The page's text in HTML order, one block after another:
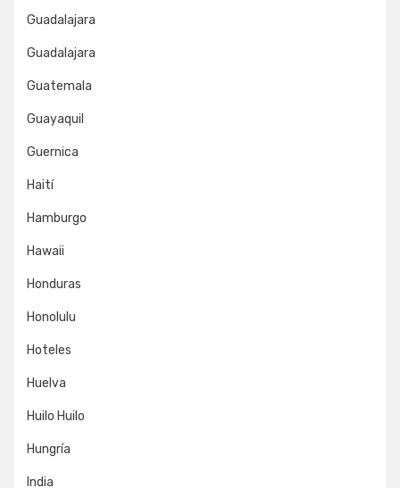
Guadalajara
Guadalajara
Guatemala
Guayaquil
Guernica
Haití
Hamburgo
Hawaii
Honduras
Honolulu
Hoteles
Huelva
Huilo Huilo
Hungría
India